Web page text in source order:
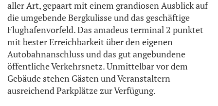
aller Art, gepaart mit einem grandiosen Ausblick auf
die umgebende Bergkulisse und das geschäftige
Flughafenvorfeld. Das amadeus terminal 2 punktet
mit bester Erreichbarkeit über den eigenen
Autobahnanschluss und das gut angebundene
öffentliche Verkehrsnetz. Unmittelbar vor dem
Gebäude stehen Gästen und Veranstaltern
ausreichend Parkplätze zur Verfügung.